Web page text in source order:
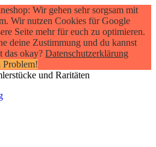
Wir gehen sehr sorgsam mit
Wir nutzen Cookies für Google
Seite mehr für euch zu optimieren.
deine Zustimmung und du kannst
das okay? Datenschutzerklärung
Problem!
und Raritäten